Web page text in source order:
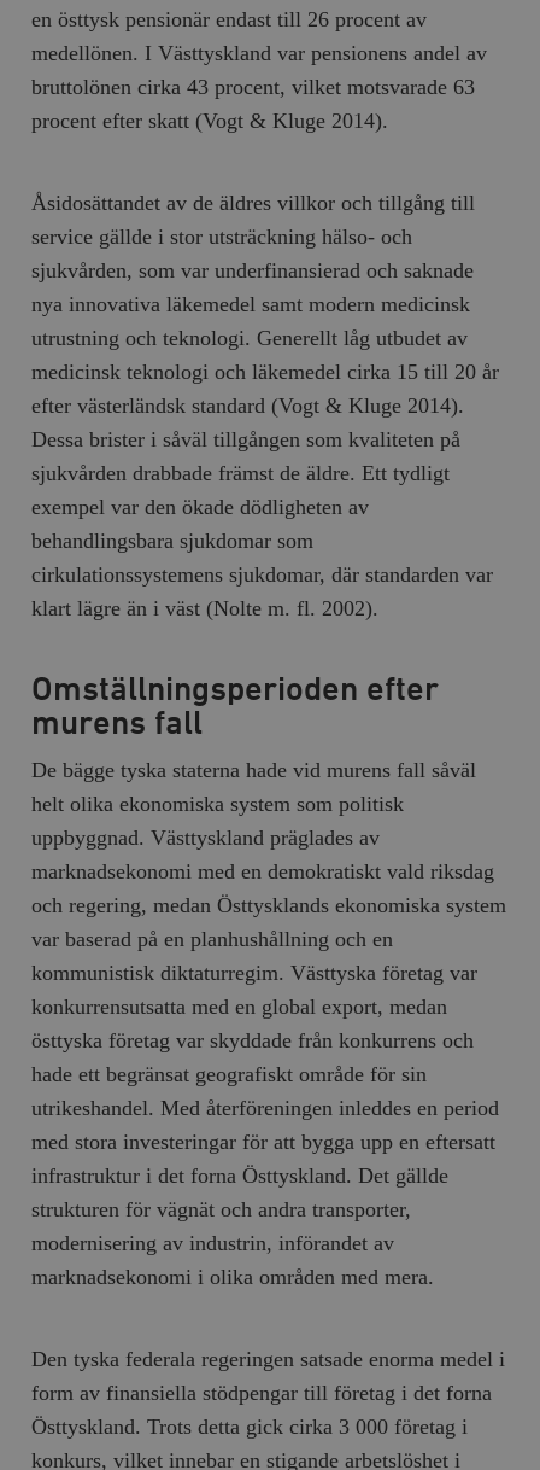
en östtysk pensionär endast till 26 procent av
medellönen. I Västtyskland var pensionens andel av
bruttolönen cirka 43 procent, vilket motsvarade 63
procent efter skatt (Vogt & Kluge 2014).
Åsidosättandet av de äldres villkor och tillgång till
service gällde i stor utsträckning hälso- och
sjukvården, som var underfinansierad och saknade
nya innovativa läkemedel samt modern medicinsk
utrustning och teknologi. Generellt låg utbudet av
medicinsk teknologi och läkemedel cirka 15 till 20 år
efter västerländsk standard (Vogt & Kluge 2014).
Dessa brister i såväl tillgången som kvaliteten på
sjukvården drabbade främst de äldre. Ett tydligt
exempel var den ökade dödligheten av
behandlingsbara sjukdomar som
cirkulationssystemens sjukdomar, där standarden var
klart lägre än i väst (Nolte m. fl. 2002).
Omställningsperioden efter
murens fall
De bägge tyska staterna hade vid murens fall såväl
helt olika ekonomiska system som politisk
uppbyggnad. Västtyskland präglades av
marknadsekonomi med en demokratiskt vald riksdag
och regering, medan Östtysklands ekonomiska system
var baserad på en planhushållning och en
kommunistisk diktaturregim. Västtyska företag var
konkurrensutsatta med en global export, medan
östtyska företag var skyddade från konkurrens och
hade ett begränsat geografiskt område för sin
utrikeshandel. Med återföreningen inleddes en period
med stora investeringar för att bygga upp en eftersatt
infrastruktur i det forna Östtyskland. Det gällde
strukturen för vägnät och andra transporter,
modernisering av industrin, införandet av
marknadsekonomi i olika områden med mera.
Den tyska federala regeringen satsade enorma medel i
form av finansiella stödpengar till företag i det forna
Östtyskland. Trots detta gick cirka 3 000 företag i
konkurs, vilket innebar en stigande arbetslöshet i